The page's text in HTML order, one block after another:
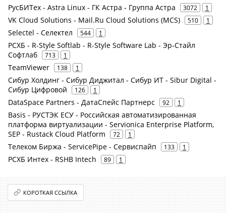
РусБИТех - Astra Linux - ГК Астра - Группа Астра 3072 1
VK Cloud Solutions - Mail.Ru Cloud Solutions (MCS) 510 1
Selectel - Селектел 544 1
РСХБ - R-Style Softlab - R-Style Software Lab - Эр-Стайл
Софтлаб
713 1
TeamViewer 138 1
Сибур Холдинг - Сибур Диджитал - Сибур ИТ - Sibur Digital -
Сибур Цифровой
126 1
DataSpace Partners - ДатаСпейс Партнерс 92 1
Basis - РУСТЭК ЕСУ - Российская автоматизированная
платформа виртуализации - Servionica Enterprise Platform,
SEP - Rustack Cloud Platform
72 1
Телеком Биржа - ServicePipe - Сервиспайп 133 1
РСХБ Интех - RSHB Intech 89 1
КОРОТКАЯ ССЫЛКА